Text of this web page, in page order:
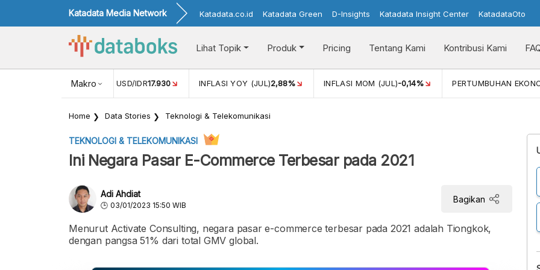
Katadata Media Network Katadata.co.id Katadata Green D-Insights Katadata Insight Center KatadataOto
Lihat Topik Produk Pricing Tentang Kami Kontribusi Kami
Makro
NILAI TUKAR USD/IDR17.930 INFLASI YOY (JUL)2,88% INFLASI MOM (JUL)-0,14% PERTUMBUHAN
Home Data Stories Teknologi & Telekomunikasi
TEKNOLOGI & TELEKOMUNIKASI
Ini Negara Pasar E-Commerce Terbesar pada 2021
Adi Ahdiat
03/01/2023 15:50 WIB
Bagikan
Menurut Activate Consulting, negara pasar e-commerce terbesar pada 2021 adalah Tiongkok,
dengan pangsa 51% dari total GMV global.